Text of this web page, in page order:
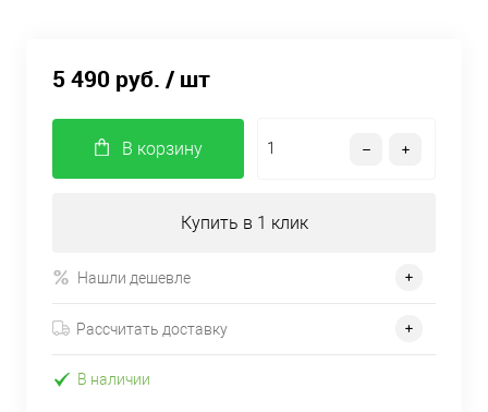
5 490 руб. / шт
В корзину
Купить в 1 клик
Нашли дешевле
Рассчитать доставку
В наличии